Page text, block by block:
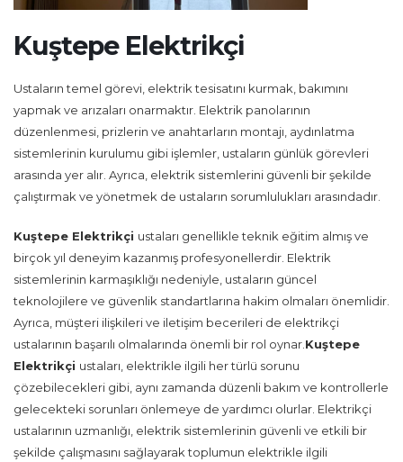
Kuştepe Elektrikçi
Ustaların temel görevi, elektrik tesisatını kurmak, bakımını
yapmak ve arızaları onarmaktır. Elektrik panolarının
düzenlenmesi, prizlerin ve anahtarların montajı, aydınlatma
sistemlerinin kurulumu gibi işlemler, ustaların günlük görevleri
arasında yer alır. Ayrıca, elektrik sistemlerini güvenli bir şekilde
çalıştırmak ve yönetmek de ustaların sorumlulukları arasındadır.
Kuştepe Elektrikçi ustaları genellikle teknik eğitim almış ve
birçok yıl deneyim kazanmış profesyonellerdir. Elektrik
sistemlerinin karmaşıklığı nedeniyle, ustaların güncel
teknolojilere ve güvenlik standartlarına hakim olmaları önemlidir.
Ayrıca, müşteri ilişkileri ve iletişim becerileri de elektrikçi
ustalarının başarılı olmalarında önemli bir rol oynar. Kuştepe
Elektrikçi ustaları, elektrikle ilgili her türlü sorunu
çözebilecekleri gibi, aynı zamanda düzenli bakım ve kontrollerle
gelecekteki sorunları önlemeye de yardımcı olurlar. Elektrikçi
ustalarının uzmanlığı, elektrik sistemlerinin güvenli ve etkili bir
şekilde çalışmasını sağlayarak toplumun elektrikle ilgili